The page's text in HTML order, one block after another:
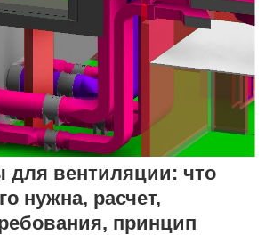
вентиляции: что
нужна, расчет,
принцип